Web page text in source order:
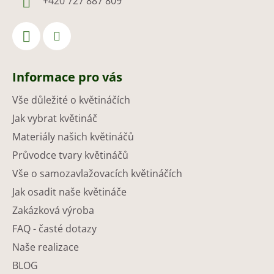
Informace pro vás
Vše důležité o květináčích
Jak vybrat květináč
Materiály našich květináčů
Průvodce tvary květináčů
Vše o samozavlažovacích květináčích
Jak osadit naše květináče
Zakázková výroba
FAQ - časté dotazy
Naše realizace
BLOG